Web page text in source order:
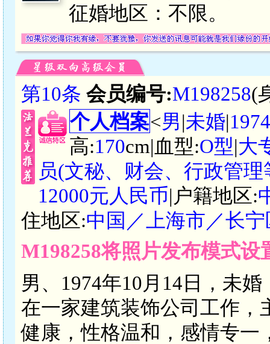
征婚地区：不限。
第10条 会员编号:M198258(
个人档案<男|未婚|1974
高:170cm|血型:O型|大
员(文秘、财会、行政管
12000元人民币|户籍地区:
住地区:中国／上海市／长宁
M198258将照片发布模式
男、1974年10月14日，未
在一家建筑装饰公司工作，
健康，性格温和，感情专一